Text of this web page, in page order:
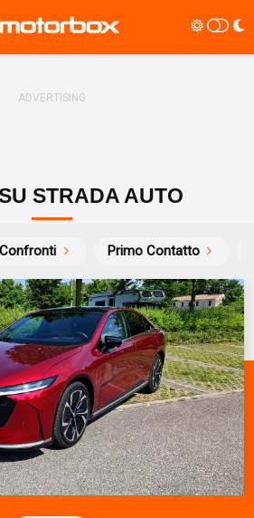
STRADA AUTO
Confronti Primo Contatto